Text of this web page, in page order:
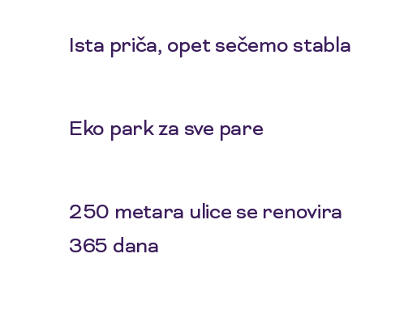
Ista priča, opet sečemo stabla
Eko park za sve pare
250 metara ulice se renovira
365 dana